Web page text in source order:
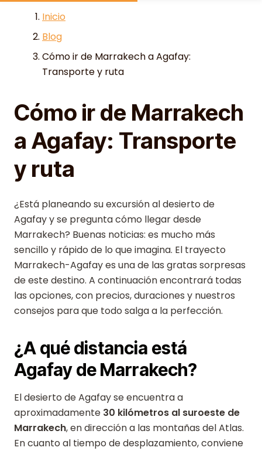
Skip to content
Inicio
Blog
Cómo ir de Marrakech a Agafay:
Transporte y ruta
Cómo ir de Marrakech
a Agafay: Transporte
y ruta
¿Está planeando su excursión al desierto de
Agafay y se pregunta cómo llegar desde
Marrakech? Buenas noticias: es mucho más
sencillo y rápido de lo que imagina. El trayecto
Marrakech-Agafay es una de las gratas sorpresas
de este destino. A continuación encontrará todas
las opciones, con precios, duraciones y nuestros
consejos para que todo salga a la perfección.
¿A qué distancia está
Agafay de Marrakech?
El desierto de Agafay se encuentra a
aproximadamente 30 kilómetros al suroeste de
Marrakech, en dirección a las montañas del Atlas.
En cuanto al tiempo de desplazamiento, conviene